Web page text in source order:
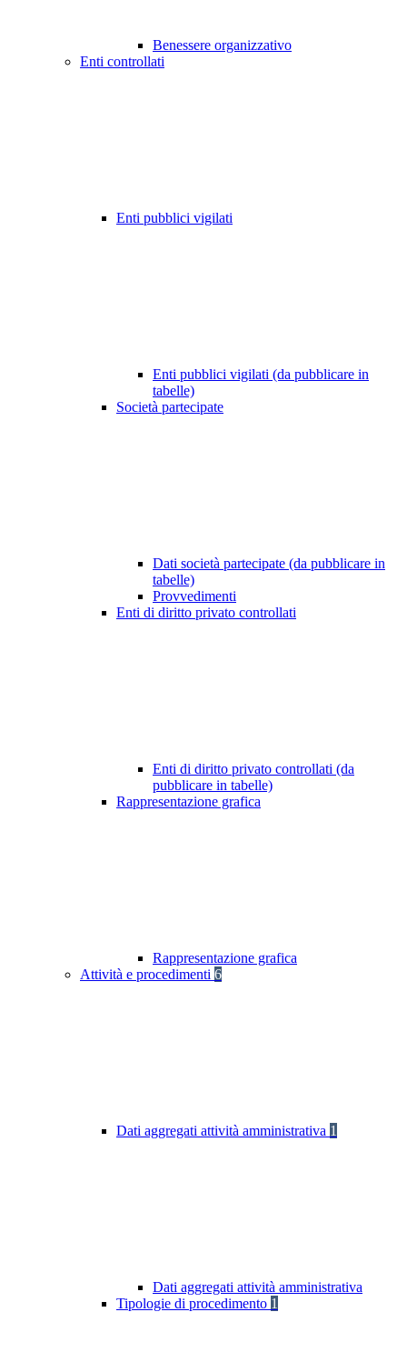
Benessere organizzativo
Enti controllati
Enti pubblici vigilati
Enti pubblici vigilati (da pubblicare in
tabelle)
Società partecipate
Dati società partecipate (da pubblicare in
tabelle)
Provvedimenti
Enti di diritto privato controllati
Enti di diritto privato controllati (da
pubblicare in tabelle)
Rappresentazione grafica
Rappresentazione grafica
Attività e procedimenti 6
Dati aggregati attività amministrativa 1
Dati aggregati attività amministrativa
Tipologie di procedimento 1